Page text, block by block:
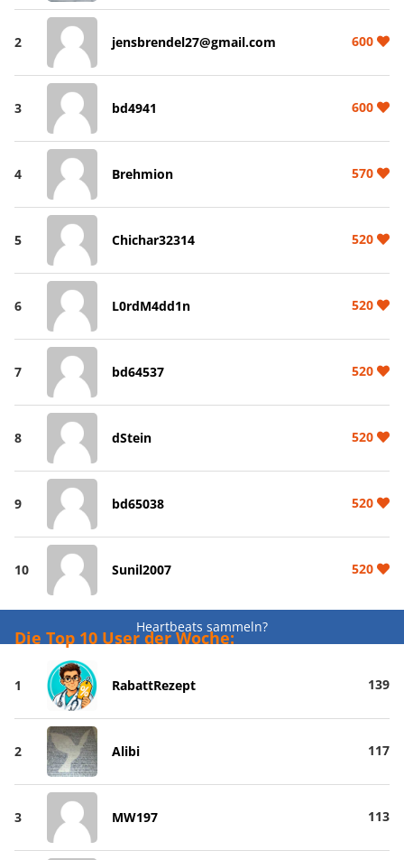
2 jensbrendel27@gmail.com 600
3 bd4941 600
4 Brehmion 570
5 Chichar32314 520
6 L0rdM4dd1n 520
7 bd64537 520
8 dStein 520
9 bd65038 520
10 Sunil2007 520
Heartbeats sammeln?
Die Top 10 User der Woche:
1 RabattRezept 139
2 Alibi 117
3 MW197 113